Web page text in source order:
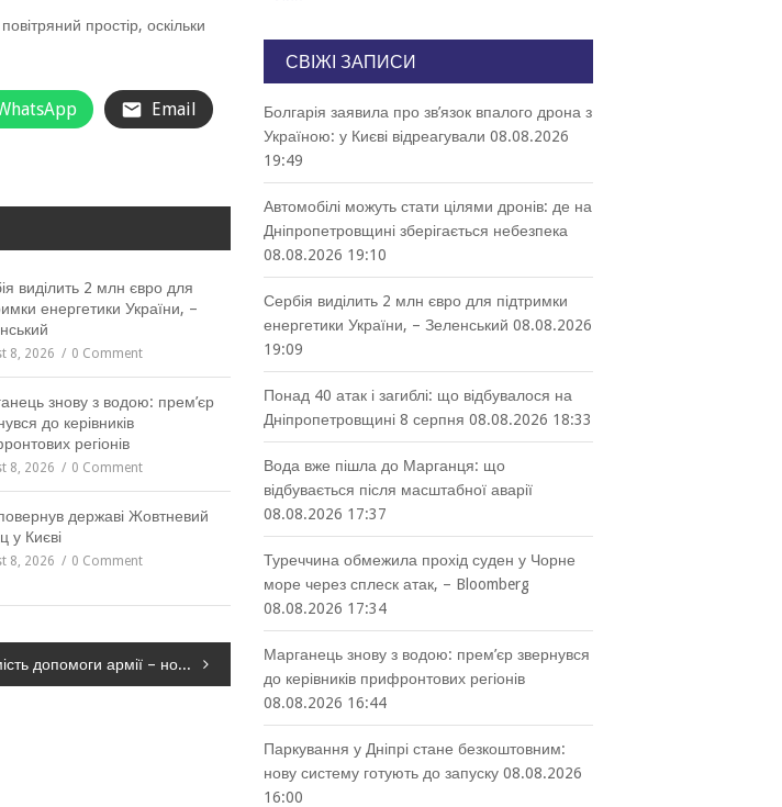
простір, оскільки
Email
виділить 2 млн євро для
енергетики України, –
8, 2026 0 Comment
знову з водою: прем’єр
до керівників
регіонів
8, 2026 0 Comment
державі Жовтневий
у Києві
8, 2026 0 Comment
Замість допомоги армії – нові лавки у скверах: дніпряни обурені витратами на благоустрій під час війни
СВІЖІ ЗАПИСИ
Болгарія заявила про зв’язок впалого дрона з
Україною: у Києві відреагували 08.08.2026
19:49
Автомобілі можуть стати цілями дронів: де на
Дніпропетровщині зберігається небезпека
08.08.2026 19:10
Сербія виділить 2 млн євро для підтримки
енергетики України, – Зеленський 08.08.2026
19:09
Понад 40 атак і загиблі: що відбувалося на
Дніпропетровщині 8 серпня 08.08.2026 18:33
Вода вже пішла до Марганця: що
відбувається після масштабної аварії
08.08.2026 17:37
Туреччина обмежила прохід суден у Чорне
море через сплеск атак, – Bloomberg
08.08.2026 17:34
Марганець знову з водою: прем’єр звернувся
до керівників прифронтових регіонів
08.08.2026 16:44
Паркування у Дніпрі стане безкоштовним:
нову систему готують до запуску 08.08.2026
16:00